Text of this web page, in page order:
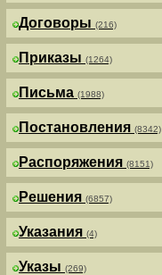
Договоры (216)
Приказы (1264)
Письма (1988)
Постановления (8342)
Распоряжения (8151)
Решения (6857)
Указания (4)
Указы (269)